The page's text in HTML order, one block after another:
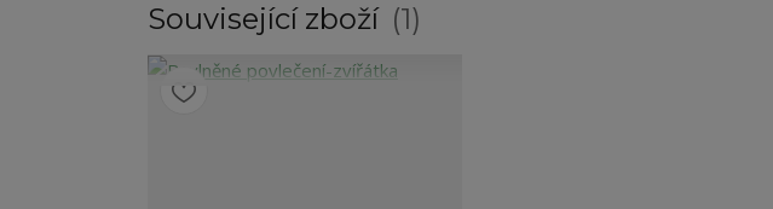
Související zboží 1